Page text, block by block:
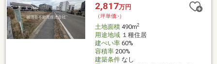
2,817万円
（坪単価:-）
土地面積490m2
用途地域１種住居
建ぺい率60%
容積率200%
建築条件なし